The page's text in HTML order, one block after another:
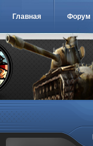
Главная Форум